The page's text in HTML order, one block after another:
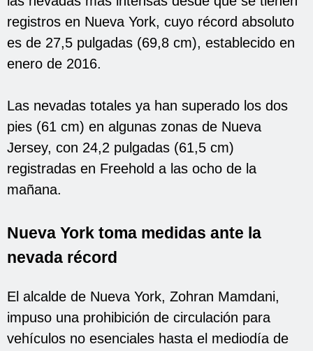
registros en Nueva York, cuyo récord absoluto
es de 27,5 pulgadas (69,8 cm), establecido en
enero de 2016.
Las nevadas totales ya han superado los dos
pies (61 cm) en algunas zonas de Nueva
Jersey, con 24,2 pulgadas (61,5 cm)
registradas en Freehold a las ocho de la
mañana.
Nueva York toma medidas ante la
nevada récord
El alcalde de Nueva York, Zohran Mamdani,
impuso una prohibición de circulación para
vehículos no esenciales hasta el mediodía de